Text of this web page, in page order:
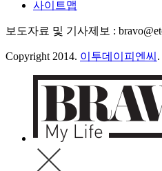
사이트맵
보도자료 및 기사제보 :
Copyright 2014. 이투데이피엔씨